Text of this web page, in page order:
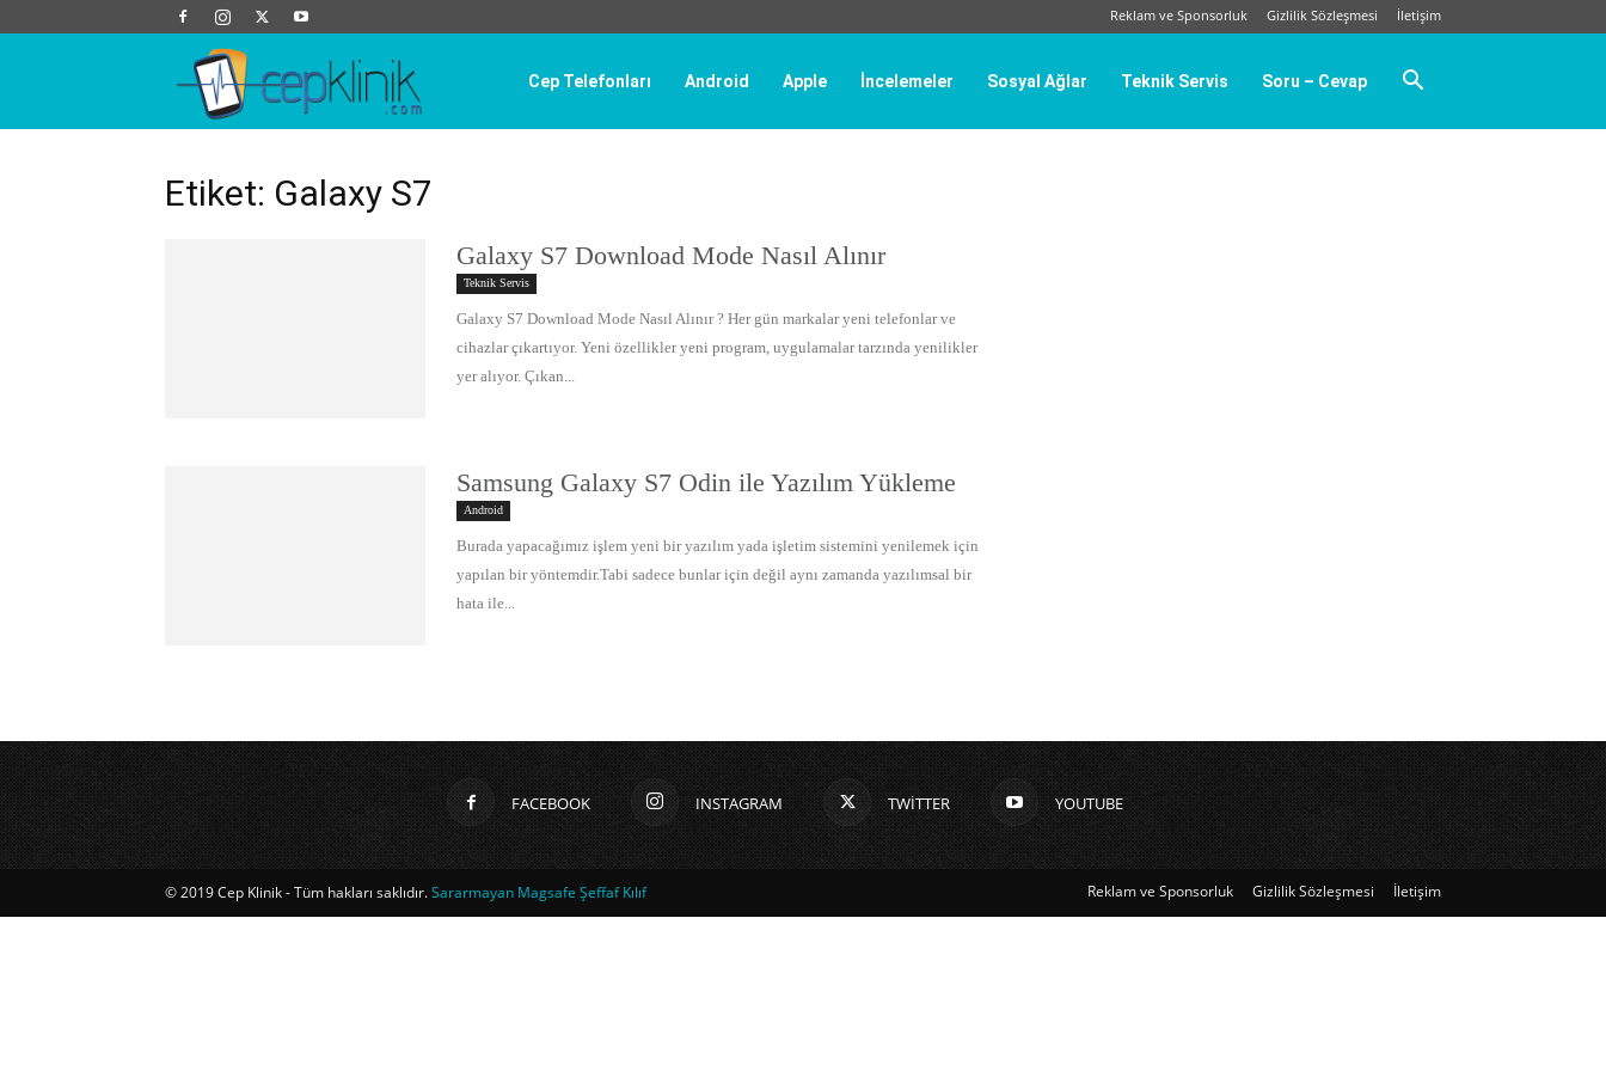
Reklam ve Sponsorluk Gizlilik Sözleşmesi İletişim
Cep Telefonları Android Apple İncelemeler Sosyal Ağlar Teknik Servis Soru – Cevap
Etiket: Galaxy S7
Galaxy S7 Download Mode Nasıl Alınır
Teknik Servis
Galaxy S7 Download Mode Nasıl Alınır ? Her gün markalar yeni telefonlar ve
cihazlar çıkartıyor. Yeni özellikler yeni program, uygulamalar tarzında yenilikler
yer alıyor. Çıkan...
Samsung Galaxy S7 Odin ile Yazılım Yükleme
Android
Burada yapacağımız işlem yeni bir yazılım yada işletim sistemini yenilemek için
yapılan bir yöntemdir.Tabi sadece bunlar için değil aynı zamanda yazılımsal bir
hata ile...
FACEBOOK INSTAGRAM TWITTER YOUTUBE
Reklam ve Sponsorluk Gizlilik Sözleşmesi İletişim
© 2019 Cep Klinik - Tüm hakları saklıdır.Sararmayan Magsafe Şeffaf Kılıf